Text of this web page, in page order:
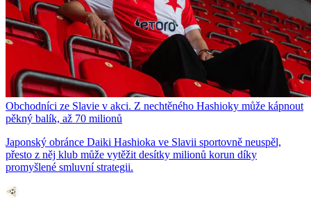
Obchodníci ze Slavie v akci. Z nechtěného Hashioky může kápnout
pěkný balík, až 70 milionů
Japonský obránce Daiki Hashioka ve Slavii sportovně neuspěl,
přesto z něj klub může vytěžit desítky milionů korun díky
promyšlené smluvní strategii.